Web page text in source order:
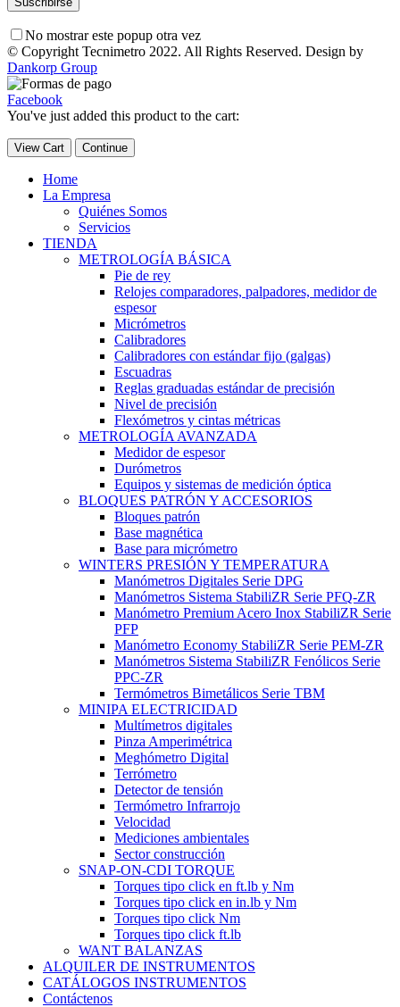
No mostrar este popup otra vez
© Copyright Tecnimetro 2022. All Rights Reserved. Design by
Dankorp Group
Facebook
You've just added this product to the cart:
View Cart Continue
Home
La Empresa
Quiénes Somos
Servicios
TIENDA
METROLOGÍA BÁSICA
Pie de rey
Relojes comparadores, palpadores, medidor de
espesor
Micrómetros
Calibradores
Calibradores con estándar fijo (galgas)
Escuadras
Reglas graduadas estándar de precisión
Nivel de precisión
Flexómetros y cintas métricas
METROLOGÍA AVANZADA
Medidor de espesor
Durómetros
Equipos y sistemas de medición óptica
BLOQUES PATRÓN Y ACCESORIOS
Bloques patrón
Base magnética
Base para micrómetro
WINTERS PRESIÓN Y TEMPERATURA
Manómetros Digitales Serie DPG
Manómetros Sistema StabiliZR Serie PFQ-ZR
Manómetro Premium Acero Inox StabiliZR Serie
PFP
Manómetro Economy StabiliZR Serie PEM-ZR
Manómetros Sistema StabiliZR Fenólicos Serie
PPC-ZR
Termómetros Bimetálicos Serie TBM
MINIPA ELECTRICIDAD
Multímetros digitales
Pinza Amperimétrica
Meghómetro Digital
Terrómetro
Detector de tensión
Termómetro Infrarrojo
Velocidad
Mediciones ambientales
Sector construcción
SNAP-ON-CDI TORQUE
Torques tipo click en ft.lb y Nm
Torques tipo click en in.lb y Nm
Torques tipo click Nm
Torques tipo click ft.lb
WANT BALANZAS
ALQUILER DE INSTRUMENTOS
CATÁLOGOS INSTRUMENTOS
Contáctenos